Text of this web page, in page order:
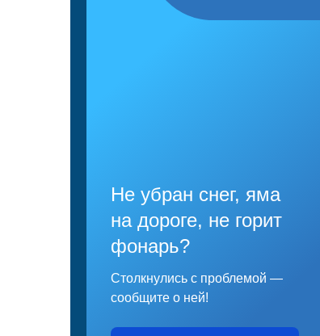
Не убран снег, яма
на дороге, не горит
фонарь?
Столкнулись с проблемой —
сообщите о ней!